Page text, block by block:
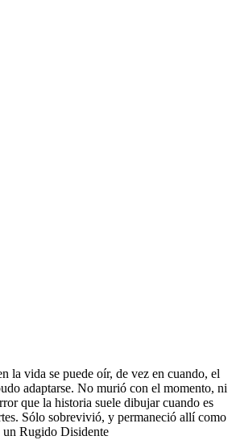
la vida se puede oír, de vez en cuando, el
adaptarse. No murió con el momento, ni
que la historia suele dibujar cuando es
Sólo sobrevivió, y permaneció allí como
un Rugido Disidente